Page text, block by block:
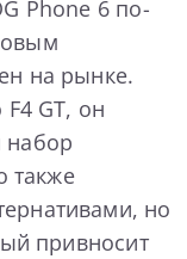
Phone 6 по-
на рынке.
GT, он
набор
также
но
привносит